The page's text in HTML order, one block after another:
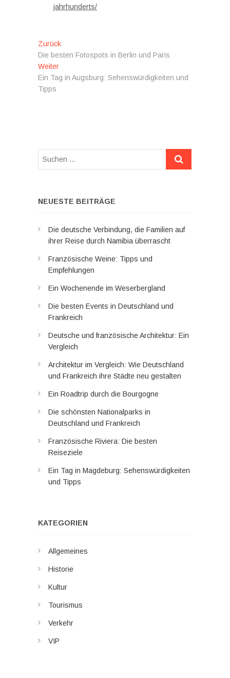
jahrhunderts/
Beitragsnavigation
ZurückVorheriger
Beitrag:
Die besten Fotospots in Berlin und Paris
WeiterNächster
Beitrag:
Ein Tag in Augsburg: Sehenswürdigkeiten und
Tipps
Suchen
NEUESTE BEITRÄGE
Die deutsche Verbindung, die Familien auf
ihrer Reise durch Namibia überrascht
Französische Weine: Tipps und
Empfehlungen
Ein Wochenende im Weserbergland
Die besten Events in Deutschland und
Frankreich
Deutsche und französische Architektur: Ein
Vergleich
Architektur im Vergleich: Wie Deutschland
und Frankreich ihre Städte neu gestalten
Ein Roadtrip durch die Bourgogne
Die schönsten Nationalparks in
Deutschland und Frankreich
Französische Riviera: Die besten
Reiseziele
Ein Tag in Magdeburg: Sehenswürdigkeiten
und Tipps
KATEGORIEN
Allgemeines
Historie
Kultur
Tourismus
Verkehr
VIP